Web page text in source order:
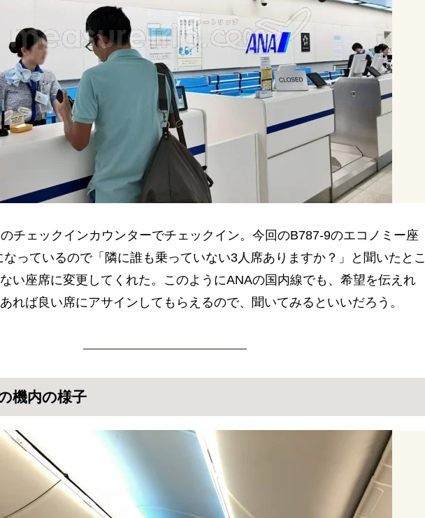
チェックインカウンターでチェックイン。今回のB787-9のエコノミー座
なっているので「隣に誰も乗っていない3人席ありますか？」と聞いたとこ
い座席に変更してくれた。このようにANAの国内線でも、希望を伝えれ
れば良い席にアサインしてもらえるので、聞いてみるといいだろう。
機内の様子